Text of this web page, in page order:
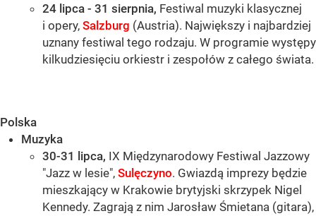
24 lipca - 31 sierpnia, Festiwal muzyki klasycznej
i opery, Salzburg (Austria). Największy i najbardziej
uznany festiwal tego rodzaju. W programie występy
kilkudziesięciu orkiestr i zespołów z całego świata.
Polska
Muzyka
30-31 lipca, IX Międzynarodowy Festiwal Jazzowy
"Jazz w lesie", Sulęczyno. Gwiazdą imprezy będzie
mieszkający w Krakowie brytyjski skrzypek Nigel
Kennedy. Zagrają z nim Jarosław Śmietana (gitara),